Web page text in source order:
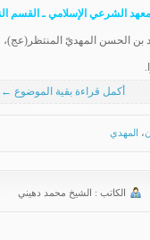
الإسلامي ـ القسم النسائي،
بن الحسن المهديّ
أكمل قراءة بقية الموضوع ←
، المهدي
الكاتب : الشیخ محمد دهیني